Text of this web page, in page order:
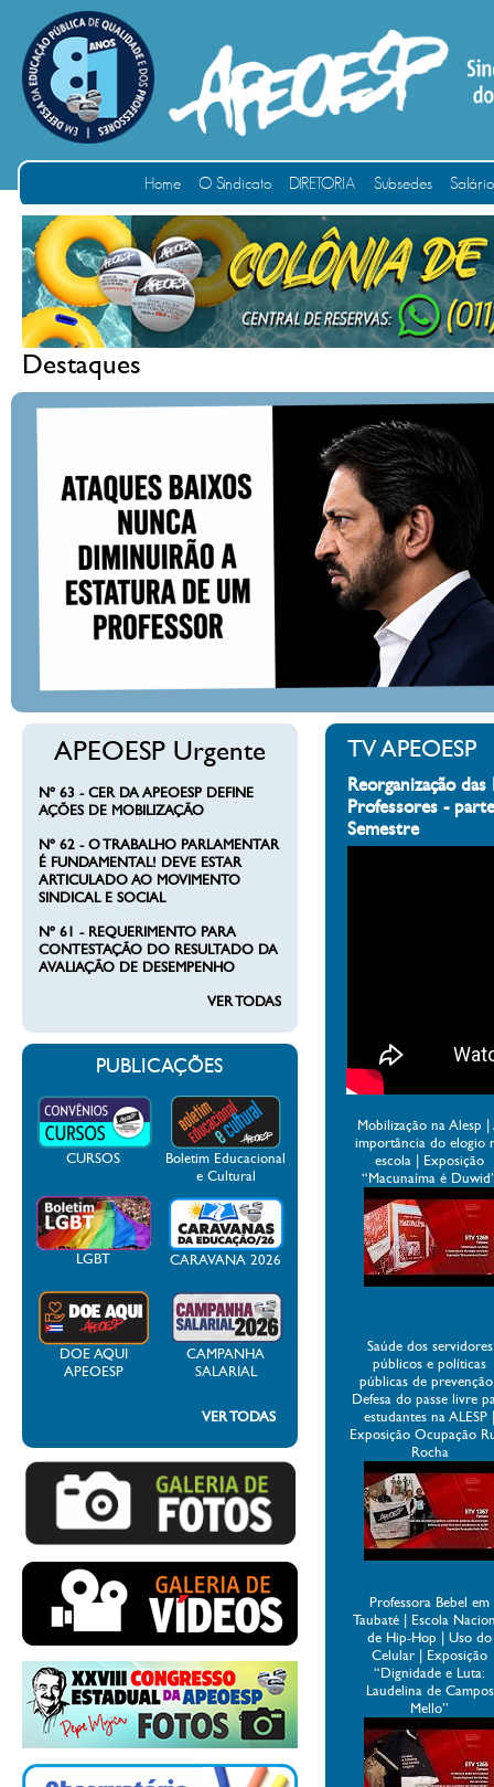
Home O Sindicato DIRETORIA Subsedes
Destaques
APEOESP Urgente
Nº 63 - CER DA APEOESP DEFINE
AÇÕES DE MOBILIZAÇÃO
Nº 62 - O TRABALHO PARLAMENTAR
É FUNDAMENTAL! DEVE ESTAR
ARTICULADO AO MOVIMENTO
SINDICAL E SOCIAL
Nº 61 - REQUERIMENTO PARA
CONTESTAÇÃO DO RESULTADO DA
AVALIAÇÃO DE DESEMPENHO
VER TODAS
PUBLICAÇÕES
CURSOS
Boletim Educacional
e Cultural
LGBT CARAVANA 2026
DOE AQUI
APEOESP
CAMPANHA
SALARIAL
VER TODAS
TV APEOESP
Reorganização
Professores -
Semestre
Mobilização na Alesp |
importância do elogio
escola | Exposição
“Macunaíma é
Saúde dos servidores
públicos e políticas
públicas de
Defesa do passe livre
estudantes na ALESP
Exposição Ocupação
Rocha
Professora Bebel em
Taubaté | Escola
de Hip-Hop | Uso do
Celular | Exposição
“Dignidade e Luta:
Laudelina de Campos
Mello”